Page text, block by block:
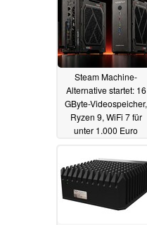
Steam Machine-
Alternative startet: 16
GByte-Videospeicher,
Ryzen 9, WiFi 7 für
unter 1.000 Euro